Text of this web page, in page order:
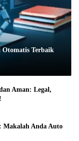
Otomatis Terbaik
Aman: Legal,
Makalah Anda Auto